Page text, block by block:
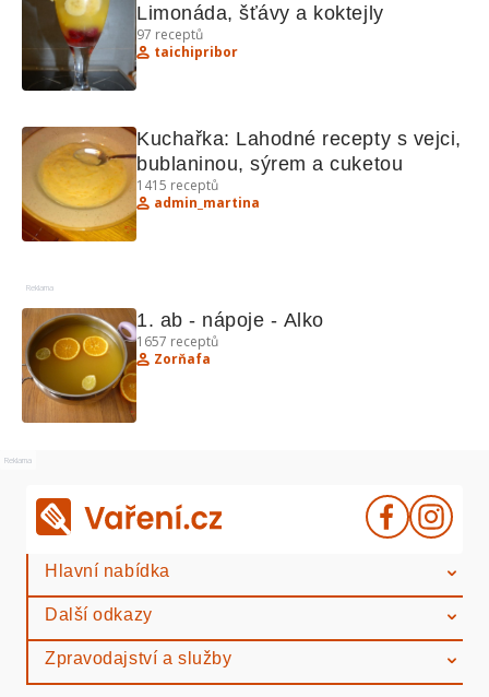
Limonáda, šťávy a koktejly
97 receptů
taichipribor
Kuchařka: Lahodné recepty s vejci,
bublaninou, sýrem a cuketou
1415 receptů
admin_martina
Reklama
1. ab - nápoje - Alko
1657 receptů
Zorňafa
Reklama
Hlavní nabídka
Další odkazy
Zpravodajství a služby